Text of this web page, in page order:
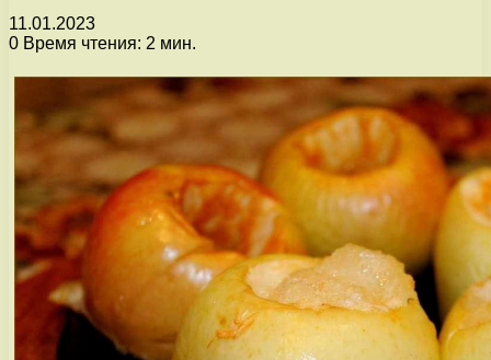
11.01.2023
0 Время чтения: 2 мин.